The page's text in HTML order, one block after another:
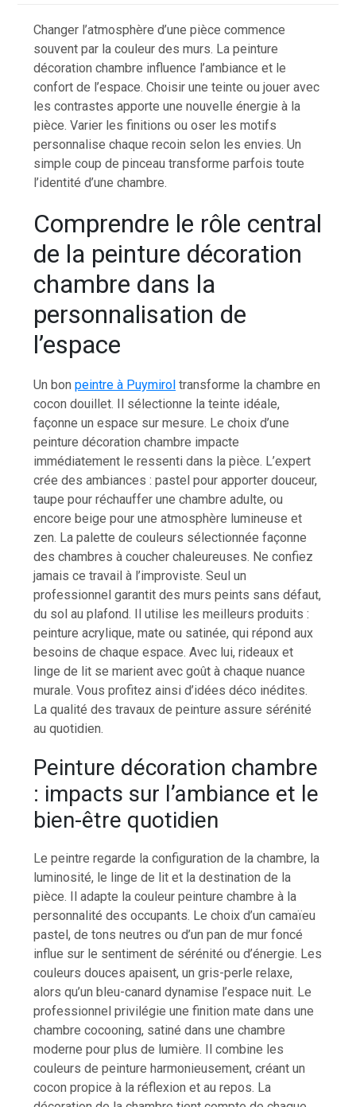
Changer l’atmosphère d’une pièce commence
souvent par la couleur des murs. La peinture
décoration chambre influence l’ambiance et le
confort de l’espace. Choisir une teinte ou jouer avec
les contrastes apporte une nouvelle énergie à la
pièce. Varier les finitions ou oser les motifs
personnalise chaque recoin selon les envies. Un
simple coup de pinceau transforme parfois toute
l’identité d’une chambre.
Comprendre le rôle central
de la peinture décoration
chambre dans la
personnalisation de
l’espace
Un bonpeintre à Puymirol transforme la chambre en
cocon douillet. Il sélectionne la teinte idéale,
façonne un espace sur mesure. Le choix d’une
peinture décoration chambre impacte
immédiatement le ressenti dans la pièce. L’expert
crée des ambiances : pastel pour apporter douceur,
taupe pour réchauffer une chambre adulte, ou
encore beige pour une atmosphère lumineuse et
zen. La palette de couleurs sélectionnée façonne
des chambres à coucher chaleureuses. Ne confiez
jamais ce travail à l’improviste. Seul un
professionnel garantit des murs peints sans défaut,
du sol au plafond. Il utilise les meilleurs produits :
peinture acrylique, mate ou satinée, qui répond aux
besoins de chaque espace. Avec lui, rideaux et
linge de lit se marient avec goût à chaque nuance
murale. Vous profitez ainsi d’idées déco inédites.
La qualité des travaux de peinture assure sérénité
au quotidien.
Peinture décoration chambre
: impacts sur l’ambiance et le
bien-être quotidien
Le peintre regarde la configuration de la chambre, la
luminosité, le linge de lit et la destination de la
pièce. Il adapte la couleur peinture chambre à la
personnalité des occupants. Le choix d’un camaïeu
pastel, de tons neutres ou d’un pan de mur foncé
influe sur le sentiment de sérénité ou d’énergie. Les
couleurs douces apaisent, un gris-perle relaxe,
alors qu’un bleu-canard dynamise l’espace nuit. Le
professionnel privilégie une finition mate dans une
chambre cocooning, satiné dans une chambre
moderne pour plus de lumière. Il combine les
couleurs de peinture harmonieusement, créant un
cocon propice à la réflexion et au repos. La